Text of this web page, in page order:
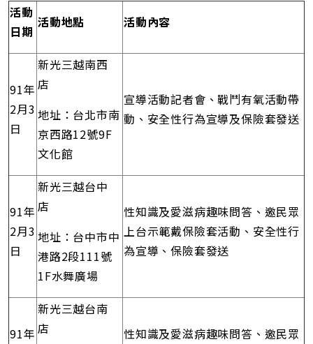
活動
日期
活動地點 活動內容
91年
2月3
日
新光三越南西
店
地址：台北市南
京西路12號9F
文化館
宣導活動記者會、戰鬥有氧活動帶
動、安全性行為宣導及保險套發送
91年
2月3
日
新光三越台中
店
地址：台中市中
港路2段111號
1F水舞廣場
性知識及愛滋病趣味問答、邀民眾
上台示範戴保險套活動、安全性行
為宣導、保險套發送
91年
新光三越台南
店
性知識及愛滋病趣味問答、邀民眾